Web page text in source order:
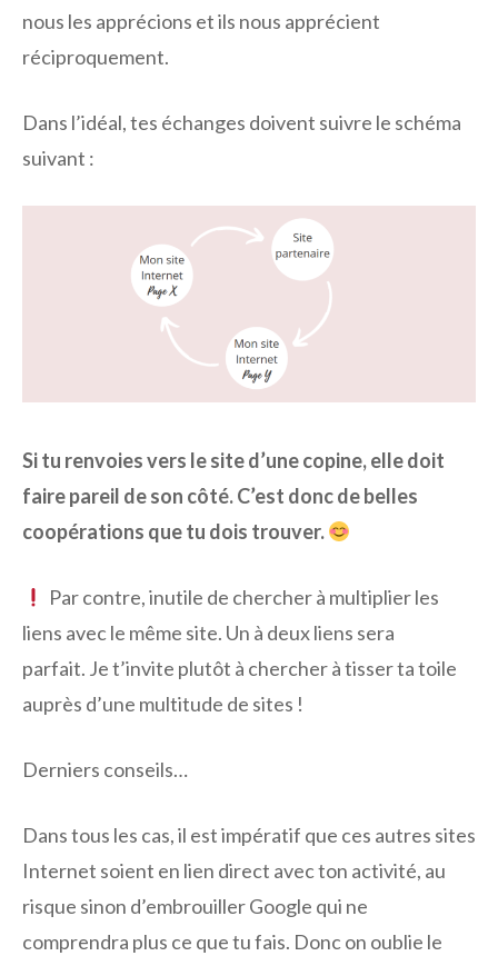
nous les apprécions et ils nous apprécient
réciproquement.
Dans l’idéal, tes échanges doivent suivre le schéma
suivant :
Si tu renvoies vers le site d’une copine, elle doit
faire pareil de son côté. C’est donc de belles
coopérations que tu dois trouver.
Par contre, inutile de chercher à multiplier les
liens avec le même site. Un à deux liens sera
parfait. Je t’invite plutôt à chercher à tisser ta toile
auprès d’une multitude de sites !
Derniers conseils…
Dans tous les cas, il est impératif que ces autres sites
Internet soient en lien direct avec ton activité, au
risque sinon d’embrouiller Google qui ne
comprendra plus ce que tu fais. Donc on oublie le